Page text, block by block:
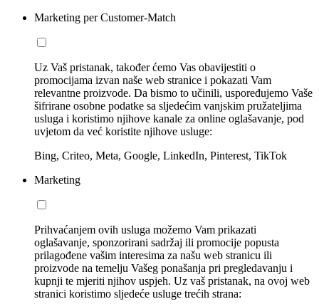
Marketing per Customer-Match
Uz Vaš pristanak, također ćemo Vas obavijestiti o
promocijama izvan naše web stranice i pokazati Vam
relevantne proizvode. Da bismo to učinili, uspoređujemo Vaše
šifrirane osobne podatke sa sljedećim vanjskim pružateljima
usluga i koristimo njihove kanale za online oglašavanje, pod
uvjetom da već koristite njihove usluge:
Bing, Criteo, Meta, Google, LinkedIn, Pinterest, TikTok
Marketing
Prihvaćanjem ovih usluga možemo Vam prikazati
oglašavanje, sponzorirani sadržaj ili promocije popusta
prilagođene vašim interesima za našu web stranicu ili
proizvode na temelju Vašeg ponašanja pri pregledavanju i
kupnji te mjeriti njihov uspjeh. Uz vaš pristanak, na ovoj web
stranici koristimo sljedeće usluge trećih strana: